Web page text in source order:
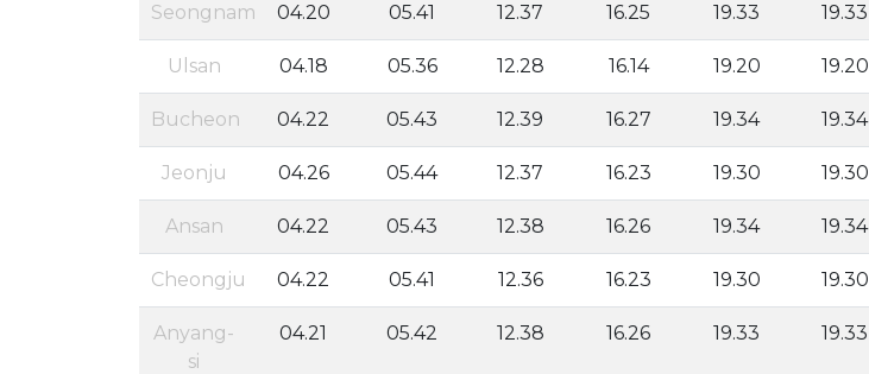
Seongnam 04.20 05.41 12.37 16.25 19.33 19.33
Ulsan 04.18 05.36 12.28 16.14 19.20 19.20
Bucheon 04.22 05.43 12.39 16.27 19.34 19.34
Jeonju 04.26 05.44 12.37 16.23 19.30 19.30
Ansan 04.22 05.43 12.38 16.26 19.34 19.34
Cheongju 04.22 05.41 12.36 16.23 19.30 19.30
Anyang-
si
04.21 05.42 12.38 16.26 19.33 19.33